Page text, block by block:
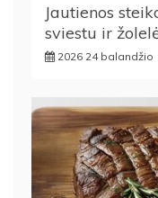
Jautienos
sviestu ir
2026 24 balandžio